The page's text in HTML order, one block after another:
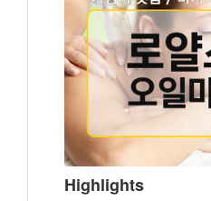
Highlights